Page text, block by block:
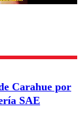
comentario
Carahue por
SAE